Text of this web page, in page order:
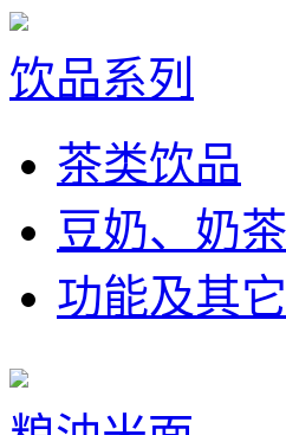
饮品系列
茶类饮品
豆奶、奶
功能及其